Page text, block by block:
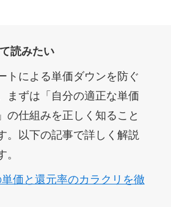
読みたい
トによる単価ダウンを防ぐ
まずは「自分の適正な単価
の仕組みを正しく知ること
。以下の記事で詳しく解説
。
価と還元率のカラクリを徹